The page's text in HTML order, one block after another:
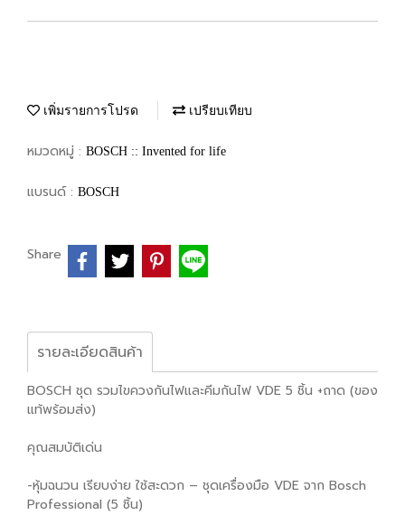
เพิ่มรายการโปรด เปรียบเทียบ
หมวดหมู่ : BOSCH :: Invented for life
แบรนด์ : BOSCH
Share
รายละเอียดสินค้า
BOSCH ชุด รวมไขควงกันไฟและคีมกันไฟ VDE 5 ชิ้น +ถาด (ของ
แท้พร้อมส่ง)
คุณสมบัติเด่น
-หุ้มฉนวน เรียบง่าย ใช้สะดวก – ชุดเครื่องมือ VDE จาก Bosch
Professional (5 ชิ้น)